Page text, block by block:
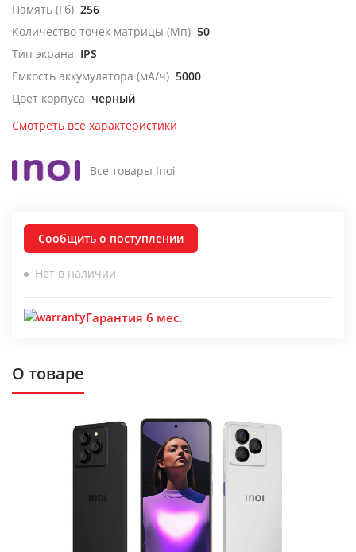
Память (Гб) 256
Количество точек матрицы (Мп) 50
Тип экрана IPS
Емкость аккумулятора (мА/ч) 5000
Цвет корпуса черный
Смотреть все характеристики
Все товары Inoi
Сообщить о поступлении
Нет в наличии
Гарантия 6 мес.
О товаре